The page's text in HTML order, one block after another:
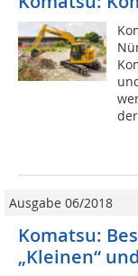
Ausgabe 06/2018
Komatsu:
„Kleinen“